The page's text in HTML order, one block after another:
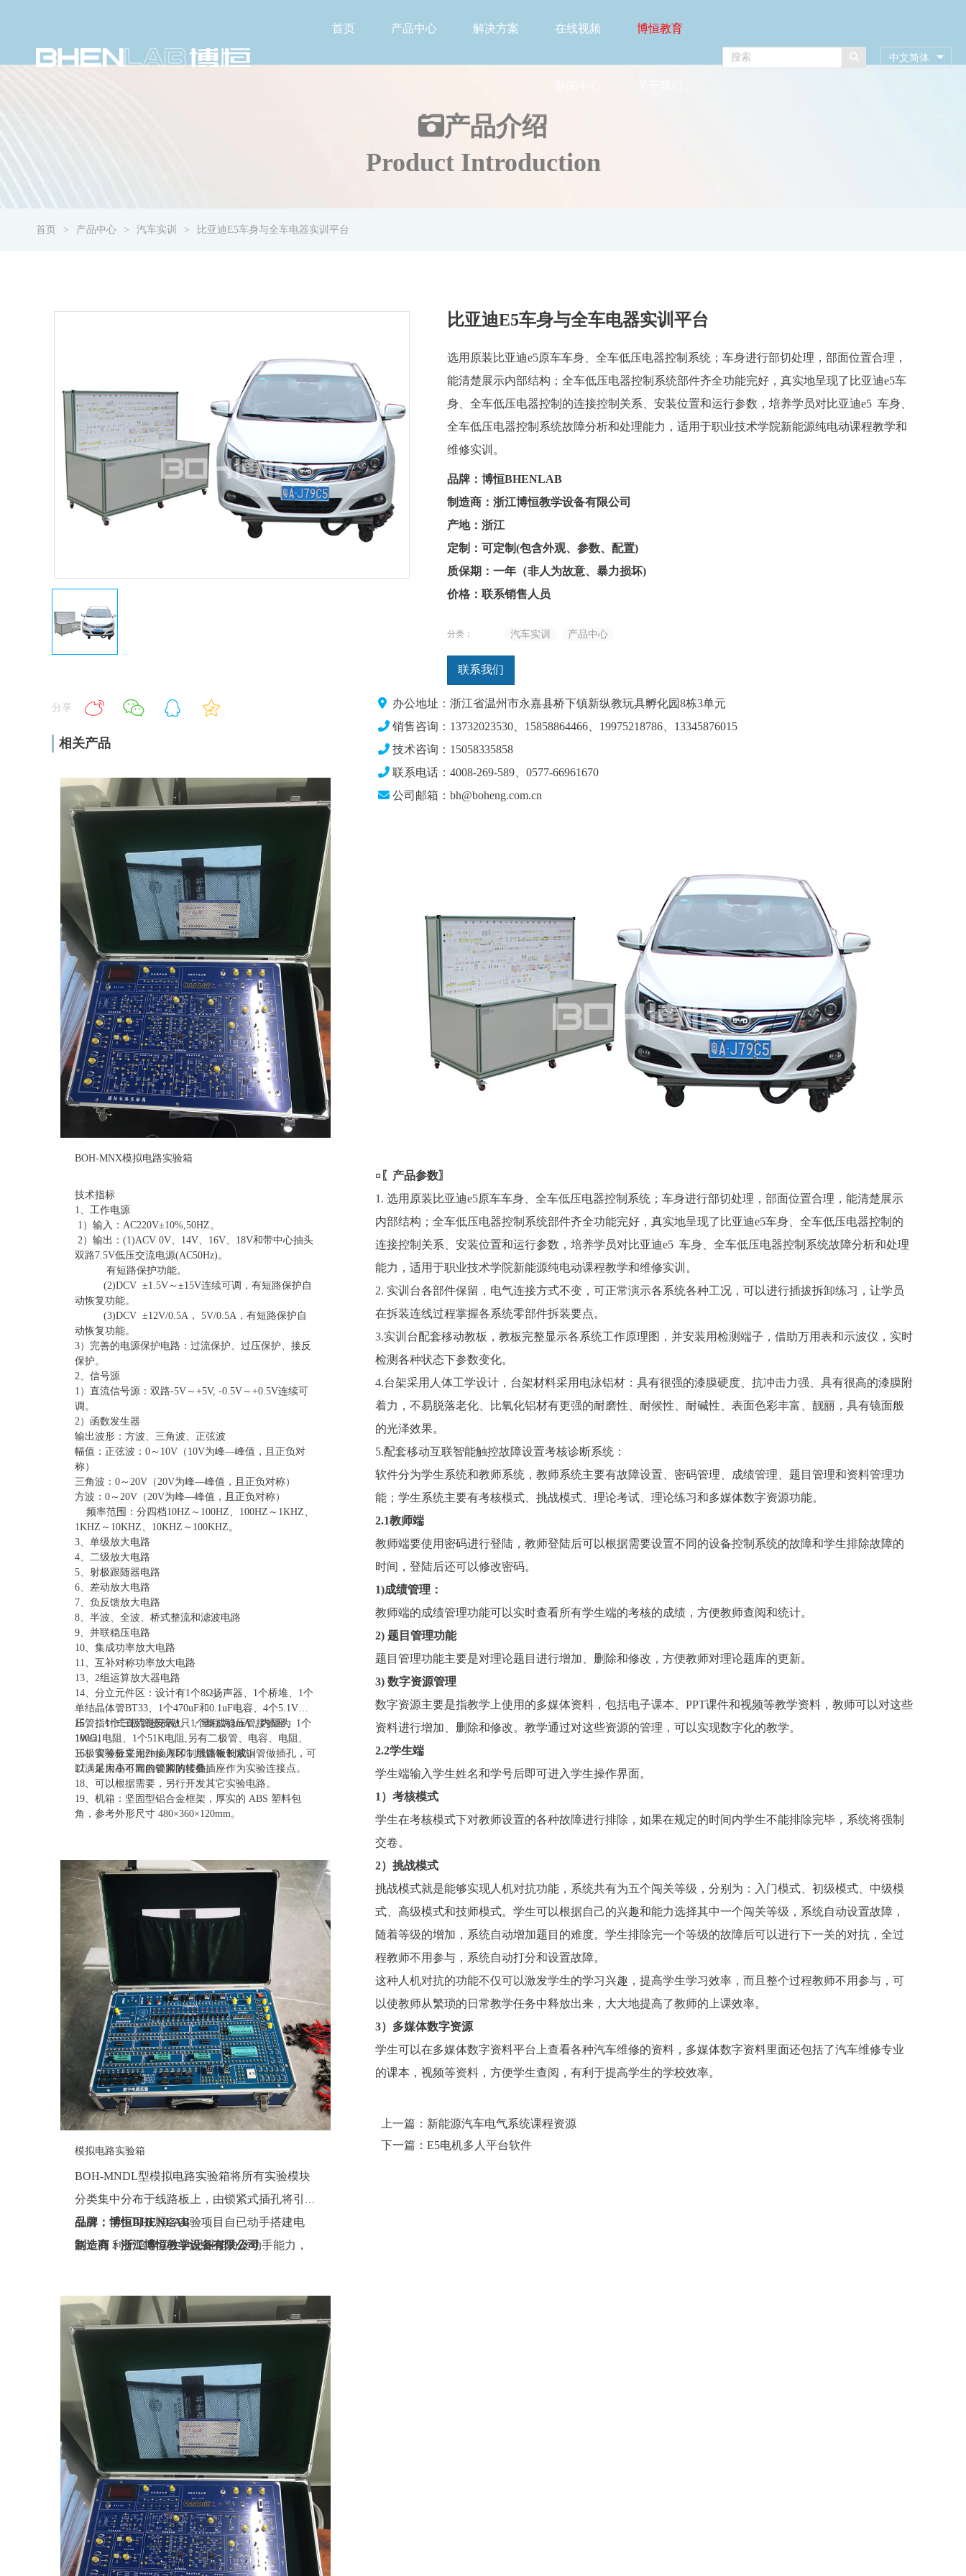
首页 产品中心 解决方案 在线视频 博恒教育
中文简体
产品介绍
Product Introduction
首页 产品中心 汽车实训 比亚迪E5车身与全车电器实训平台
比亚迪E5车身与全车电器实训平台
选用原装比亚迪e5原车车身、全车低压电器控制系统；车身进行部切处理，部面位置合理，
能清楚展示内部结构；全车低压电器控制系统部件齐全功能完好，真实地呈现了比亚迪e5车
身、全车低压电器控制的连接控制关系、安装位置和运行参数，培养学员对比亚迪e5 车身、
全车低压电器控制系统故障分析和处理能力，适用于职业技术学院新能源纯电动课程教学和
维修实训。
品牌：博恒BHENLAB
制造商：浙江博恒教学设备有限公司
产地：浙江
定制：可定制(包含外观、参数、配置)
质保期：一年（非人为故意、暴力损坏)
价格：联系销售人员
分类： 汽车实训 产品中心
联系我们
分享
相关产品
BOH-MNX模拟电路实验箱
技术指标
1、工作电源
1）输入：AC220V±10%,50HZ。
2）输出：(1)ACV 0V、14V、16V、18V和带中心抽头
双路7.5V低压交流电源(AC50Hz)。
有短路保护功能。
(2)DCV ±1.5V～±15V连续可调，有短路保护自
动恢复功能。
(3)DCV ±12V/0.5A， 5V/0.5A，有短路保护自
动恢复功能。
3）完善的电源保护电路：过流保护、过压保护、接反
保护。
2、信号源
1）直流信号源：双路-5V～+5V, -0.5V～+0.5V连续可
调。
2）函数发生器
输出波形：方波、三角波、正弦波
幅值：正弦波：0～10V（10V为峰—峰值，且正负对
称）
三角波：0～20V（20V为峰—峰值，且正负对称）
方波：0～20V（20V为峰—峰值，且正负对称）
频率范围：分四档10HZ～100HZ、100HZ～1KHZ、
1KHZ～10KHZ、10KHZ～100KHZ。
3、单级放大电路
4、二级放大电路
5、射极跟随器电路
6、差动放大电路
7、负反馈放大电路
8、半波、全波、桥式整流和滤波电路
9、并联稳压电路
10、集成功率放大电路
11、互补对称功率放大电路
13、2组运算放大器电路
14、分立元件区：设计有1个8Ω扬声器、1个桥堆、1个
单结晶体管BT33、1个470uF和0.1uF电容、4个5.1V稳
压管、1个三极管接插做、1个集成稳压管接插座、1个
1W/51电阻、1个51K电阻,另有二极管、电容、电阻、
三极管等分立元件接入区，用镀银长紫铜管做插孔，可
以满足大小不同的管脚的接插。
15、指针式直流毫安表1只，量程为1mA，内阻为
100Ω。
16、实验板采用2mm厚印制线路板制成。
17、采用高可靠自锁紧防转叠插座作为实验连接点。
18、可以根据需要，另行开发其它实验电路。
19、机箱：坚固型铝合金框架，厚实的 ABS 塑料包
角，参考外形尺寸 480×360×120mm。
模拟电路实验箱
BOH-MNDL型模拟电路实验箱将所有实验模块
分类集中分布于线路板上，由锁紧式插孔将引线
引出，学生可按照各实验项目自已动手搭建电
路，有 利于培养学生的思维能力及动手能力，
品牌：博恒BHENLAB
制造商：浙江博恒教学设备有限公司
质保期：一年（非人为故意、暴力损坏)
价格：联系销售人员
办公地址：浙江省温州市永嘉县桥下镇新纵教玩具孵化园8栋3单元
销售咨询：13732023530、15858864466、19975218786、13345876015
技术咨询：15058335858
联系电话：4008-269-589、0577-66961670
公司邮箱：bh@boheng.com.cn
¤〖产品参数〗
1. 选用原装比亚迪e5原车车身、全车低压电器控制系统；车身进行部切处理，部面位置合理，能清楚展示
内部结构；全车低压电器控制系统部件齐全功能完好，真实地呈现了比亚迪e5车身、全车低压电器控制的
连接控制关系、安装位置和运行参数，培养学员对比亚迪e5 车身、全车低压电器控制系统故障分析和处理
能力，适用于职业技术学院新能源纯电动课程教学和维修实训。
2. 实训台各部件保留，电气连接方式不变，可正常演示各系统各种工况，可以进行插拔拆卸练习，让学员
在拆装连线过程掌握各系统零部件拆装要点。
3.实训台配套移动教板，教板完整显示各系统工作原理图，并安装用检测端子，借助万用表和示波仪，实时
检测各种状态下参数变化。
4.台架采用人体工学设计，台架材料采用电泳铝材：具有很强的漆膜硬度、抗冲击力强、具有很高的漆膜附
着力，不易脱落老化、比氧化铝材有更强的耐磨性、耐候性、耐碱性、表面色彩丰富、靓丽，具有镜面般
的光泽效果。
5.配套移动互联智能触控故障设置考核诊断系统：
软件分为学生系统和教师系统，教师系统主要有故障设置、密码管理、成绩管理、题目管理和资料管理功
能；学生系统主要有考核模式、挑战模式、理论考试、理论练习和多媒体数字资源功能。
2.1教师端
教师端要使用密码进行登陆，教师登陆后可以根据需要设置不同的设备控制系统的故障和学生排除故障的
时间，登陆后还可以修改密码。
1)成绩管理：
教师端的成绩管理功能可以实时查看所有学生端的考核的成绩，方便教师查阅和统计。
2) 题目管理功能
题目管理功能主要是对理论题目进行增加、删除和修改，方便教师对理论题库的更新。
3) 数字资源管理
数字资源主要是指教学上使用的多媒体资料，包括电子课本、PPT课件和视频等教学资料，教师可以对这些
资料进行增加、删除和修改。教学通过对这些资源的管理，可以实现数字化的教学。
2.2学生端
学生端输入学生姓名和学号后即可进入学生操作界面。
1）考核模式
学生在考核模式下对教师设置的各种故障进行排除，如果在规定的时间内学生不能排除完毕，系统将强制
交卷。
2）挑战模式
挑战模式就是能够实现人机对抗功能，系统共有为五个闯关等级，分别为：入门模式、初级模式、中级模
式、高级模式和技师模式。学生可以根据自己的兴趣和能力选择其中一个闯关等级，系统自动设置故障，
随着等级的增加，系统自动增加题目的难度。学生排除完一个等级的故障后可以进行下一关的对抗，全过
程教师不用参与，系统自动打分和设置故障。
这种人机对抗的功能不仅可以激发学生的学习兴趣，提高学生学习效率，而且整个过程教师不用参与，可
以使教师从繁琐的日常教学任务中释放出来，大大地提高了教师的上课效率。
3）多媒体数字资源
学生可以在多媒体数字资料平台上查看各种汽车维修的资料，多媒体数字资料里面还包括了汽车维修专业
的课本，视频等资料，方便学生查阅，有利于提高学生的学校效率。
上一篇：新能源汽车电气系统课程资源
下一篇：E5电机多人平台软件